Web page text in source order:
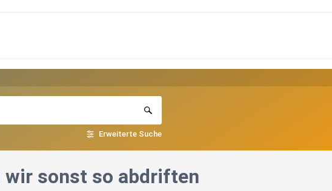
Erweiterte Suche
wir sonst so abdriften